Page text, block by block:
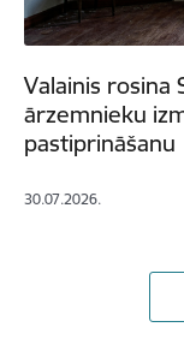
Valainis rosina
ārzemnieku
pastiprināšanu
30.07.2026.